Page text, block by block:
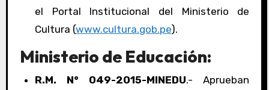
el Portal Institucional del Ministerio de
Cultura (www.cultura.gob.pe).
Ministerio de Educación:
R.M. N° 049-2015-MINEDU.- Aprueban